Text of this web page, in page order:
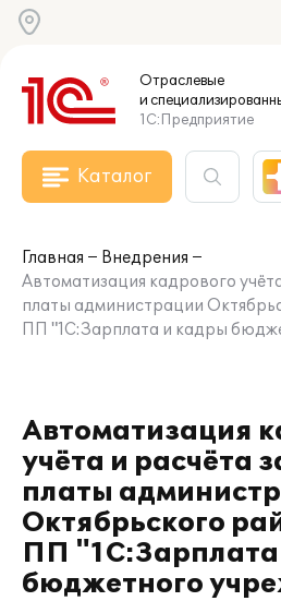
Отраслевые
и
1С:Предприятие
Каталог
Главная
Внедрения
Автоматизация кадрового
платы администрации
ПП "1С:Зарплата и кадры
Автоматизация
учёта и расчёта
платы
Октябрьского
ПП
бюджетного